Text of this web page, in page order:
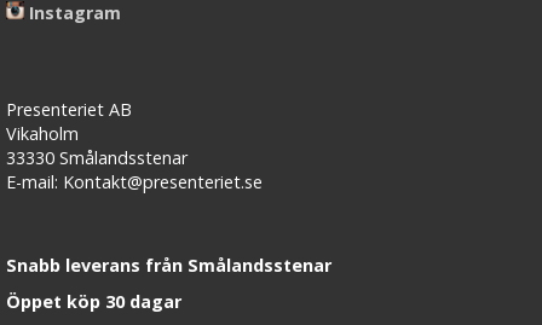
Instagram
Presenteriet AB
Vikaholm
33330 Smålandsstenar
E-mail: Kontakt@presenteriet.se
Snabb leverans från Smålandsstenar
Öppet köp 30 dagar